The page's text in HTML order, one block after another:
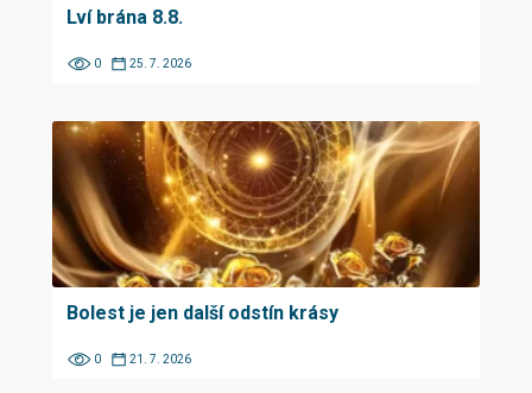
Lví brána 8.8.
0 25. 7. 2026
Bolest je jen další odstín krásy
0 21. 7. 2026